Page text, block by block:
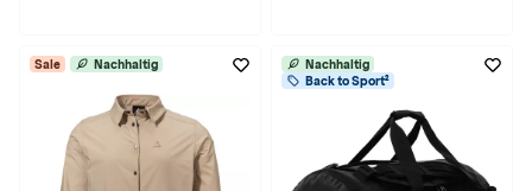
Sale Nachhaltig
Nachhaltig
Back to Sport²